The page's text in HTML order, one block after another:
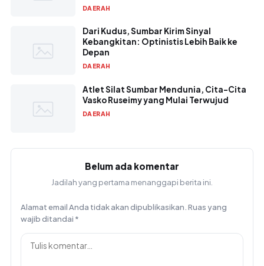
DAERAH
Dari Kudus, Sumbar Kirim Sinyal
Kebangkitan: Optinistis Lebih Baik ke
Depan
DAERAH
Atlet Silat Sumbar Mendunia, Cita-Cita
Vasko Ruseimy yang Mulai Terwujud
DAERAH
Belum ada komentar
Jadilah yang pertama menanggapi berita ini.
Alamat email Anda tidak akan dipublikasikan. Ruas yang
wajib ditandai *